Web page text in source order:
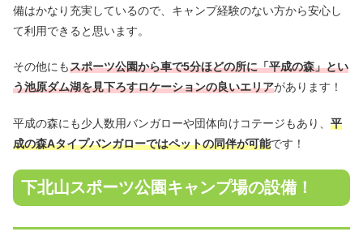
備はかなり充実しているので、キャンプ経験のない方から安心し
て利用できると思います。
その他にもスポーツ公園から車で5分ほどの所に「平成の森」とい
う池原ダム湖を見下ろすロケーションの良いエリアがあります！
平成の森にも少人数用バンガローや団体向けコテージもあり、 平
成の森Aタイプバンガローではペットの同伴が可能です！
下北山スポーツ公園キャンプ場の設備！